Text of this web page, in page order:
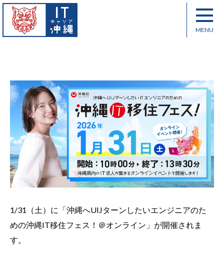
1/31（土）に「沖縄へUIJターンしたいエンジニアのた
めの沖縄IT移住フェス！＠オンライン」が開催されま
す。